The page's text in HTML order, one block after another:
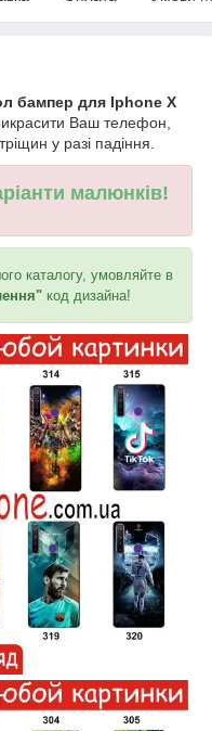
бампер для Iphone X
Ваш телефон,
у разі падіння.
малюнків!
каталогу, умовляйте в
код дизайна!